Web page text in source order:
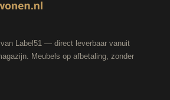
Label51 — direct leverbaar vanuit
Meubels op afbetaling, zonder